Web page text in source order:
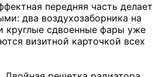
передняя часть делает
два воздухозаборника на
круглые сдвоенные фары уже
визитной карточкой всех